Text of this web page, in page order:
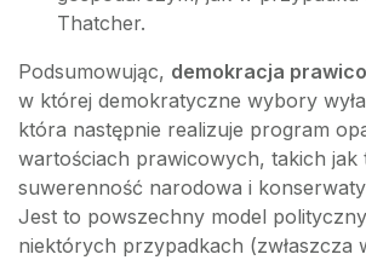
Thatcher.
Podsumowując, demokracja
w której demokratyczne wybory
która następnie realizuje program
wartościach prawicowych, takich jak
suwerenność narodowa i
Jest to powszechny model
niektórych przypadkach (zwłaszcza